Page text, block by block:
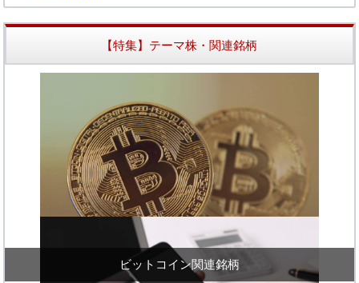
【特集】テーマ株・関連銘柄
ビットコイン関連銘柄